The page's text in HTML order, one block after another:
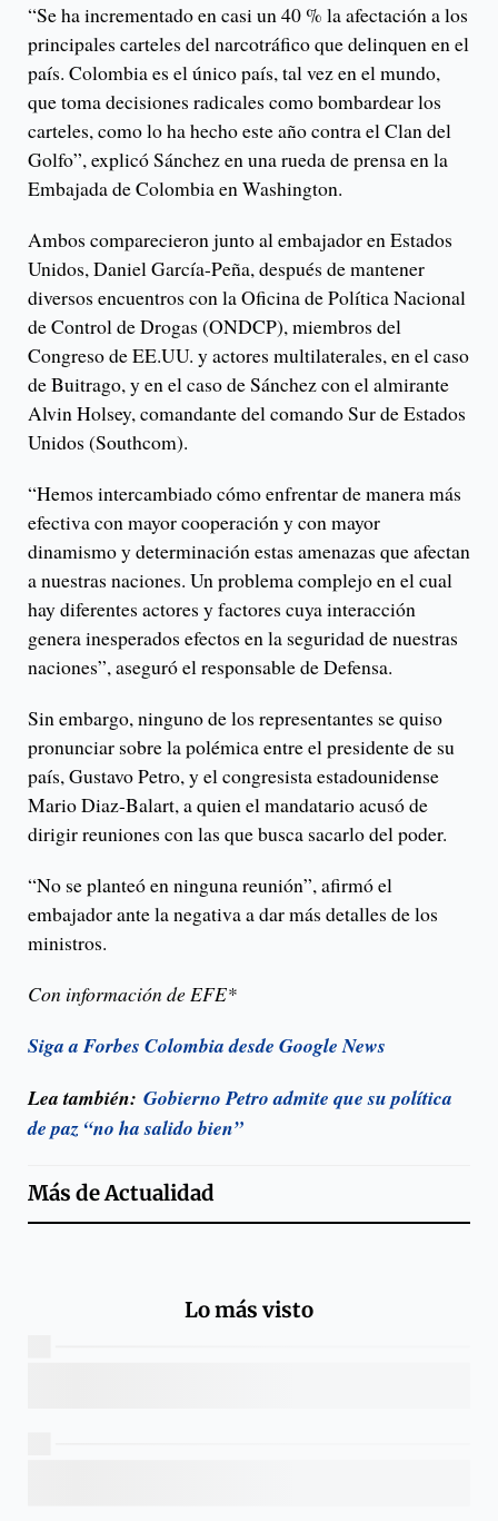
“Se ha incrementado en casi un 40 % la afectación a los
principales carteles del narcotráfico que delinquen en el
país. Colombia es el único país, tal vez en el mundo,
que toma decisiones radicales como bombardear los
carteles, como lo ha hecho este año contra el Clan del
Golfo”, explicó Sánchez en una rueda de prensa en la
Embajada de Colombia en Washington.
Ambos comparecieron junto al embajador en Estados
Unidos, Daniel García-Peña, después de mantener
diversos encuentros con la Oficina de Política Nacional
de Control de Drogas (ONDCP), miembros del
Congreso de EE.UU. y actores multilaterales, en el caso
de Buitrago, y en el caso de Sánchez con el almirante
Alvin Holsey, comandante del comando Sur de Estados
Unidos (Southcom).
“Hemos intercambiado cómo enfrentar de manera más
efectiva con mayor cooperación y con mayor
dinamismo y determinación estas amenazas que afectan
a nuestras naciones. Un problema complejo en el cual
hay diferentes actores y factores cuya interacción
genera inesperados efectos en la seguridad de nuestras
naciones”, aseguró el responsable de Defensa.
Sin embargo, ninguno de los representantes se quiso
pronunciar sobre la polémica entre el presidente de su
país, Gustavo Petro, y el congresista estadounidense
Mario Diaz-Balart, a quien el mandatario acusó de
dirigir reuniones con las que busca sacarlo del poder.
“No se planteó en ninguna reunión”, afirmó el
embajador ante la negativa a dar más detalles de los
ministros.
Con información de EFE*
Siga a Forbes Colombia desde Google News
Lea también: Gobierno Petro admite que su política
de paz “no ha salido bien”
Más deActualidad
Lo más visto